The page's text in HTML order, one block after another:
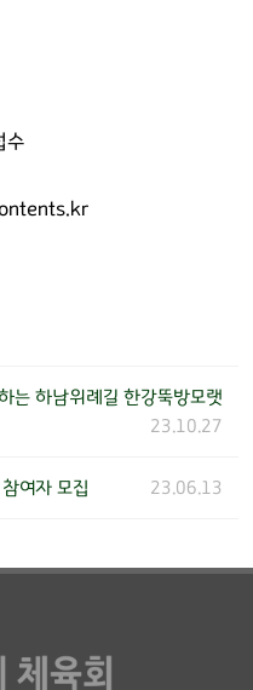
수
는 하남위례길 한강뚝방모랫
23.10.27
여자 모집 23.06.13